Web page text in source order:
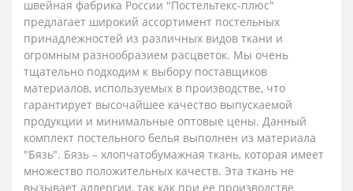
швейная фабрика России "Постельтекс-плюс"
предлагает широкий ассортимент постельных
принадлежностей из различных видов ткани и
огромным разнообразием расцветок. Мы очень
тщательно подходим к выбору поставщиков
материалов, используемых в производстве, что
гарантирует высочайшее качество выпускаемой
продукции и минимальные оптовые цены. Данный
комплект постельного белья выполнен из материала
"Бязь". Бязь – хлопчатобумажная ткань, которая имеет
множество положительных качеств. Эта ткань не
вызывает аллергии, так как при ее производстве